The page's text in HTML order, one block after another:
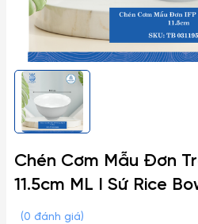
Chén Cơm Mẫu Đơn
11.5cm ML I Sứ Rice
(0 đánh giá)